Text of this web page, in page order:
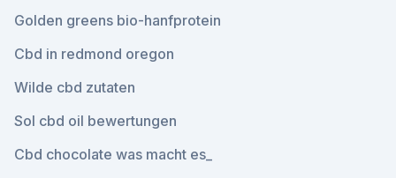
Golden greens bio-hanfprotein
Cbd in redmond oregon
Wilde cbd zutaten
Sol cbd oil bewertungen
Cbd chocolate was macht es_